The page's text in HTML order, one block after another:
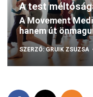
A test
A Movement
hanem út
SZERZŐ: GRUIK ZSUZSA